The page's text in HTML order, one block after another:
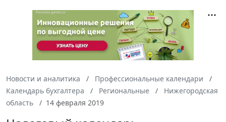
Новости и аналитика
Профессиональные календари
Календарь бухгалтера
Региональные
Нижегородская
область
14 февраля 2019